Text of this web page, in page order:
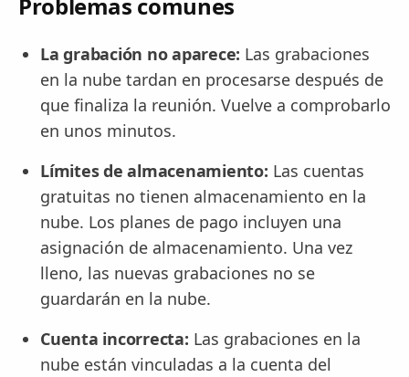
La grabación no aparece: Las grabaciones
en la nube tardan en procesarse después de
que finaliza la reunión. Vuelve a comprobarlo
en unos minutos.
Límites de almacenamiento: Las cuentas
gratuitas no tienen almacenamiento en la
nube. Los planes de pago incluyen una
asignación de almacenamiento. Una vez
lleno, las nuevas grabaciones no se
guardarán en la nube.
Cuenta incorrecta: Las grabaciones en la
nube están vinculadas a la cuenta del